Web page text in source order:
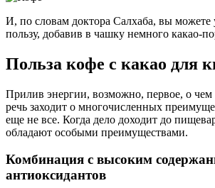
И, по словам доктора Салхаба, вы можете
пользу, добавив в чашку немного какао-
Польза кофе с какао для
Прилив энергии, возможно, первое, о чем
речь заходит о многочисленных
еще не все. Когда дело доходит до
обладают особыми преимуществами.
Комбинация с высоким
антиоксидантов